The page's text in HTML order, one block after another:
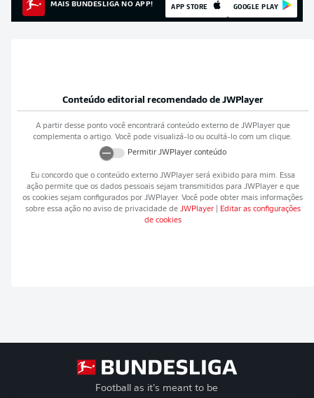
MAIS BUNDESLIGA NO APP! APP STORE GOOGLE PLAY
Conteúdo editorial recomendado de JWPlayer
A partir desse ponto você encontrará conteúdo externo de JWPlayerque
complementa o artigo. Você pode visualizá-lo ou ocultá-lo com um clique.
Permitir JWPlayerconteúdo
Eu concordo que o conteúdo externo JWPlayerserá exibido para mim. Essa
ação permite que os dados pessoais sejam transmitidos para JWPlayere que
os cookies sejam configurados por JWPlayer. Você pode obter mais informações
sobre essa ação no aviso de privacidade de JWPlayer
Editar as configurações
de cookies
Football as it’s meant to be